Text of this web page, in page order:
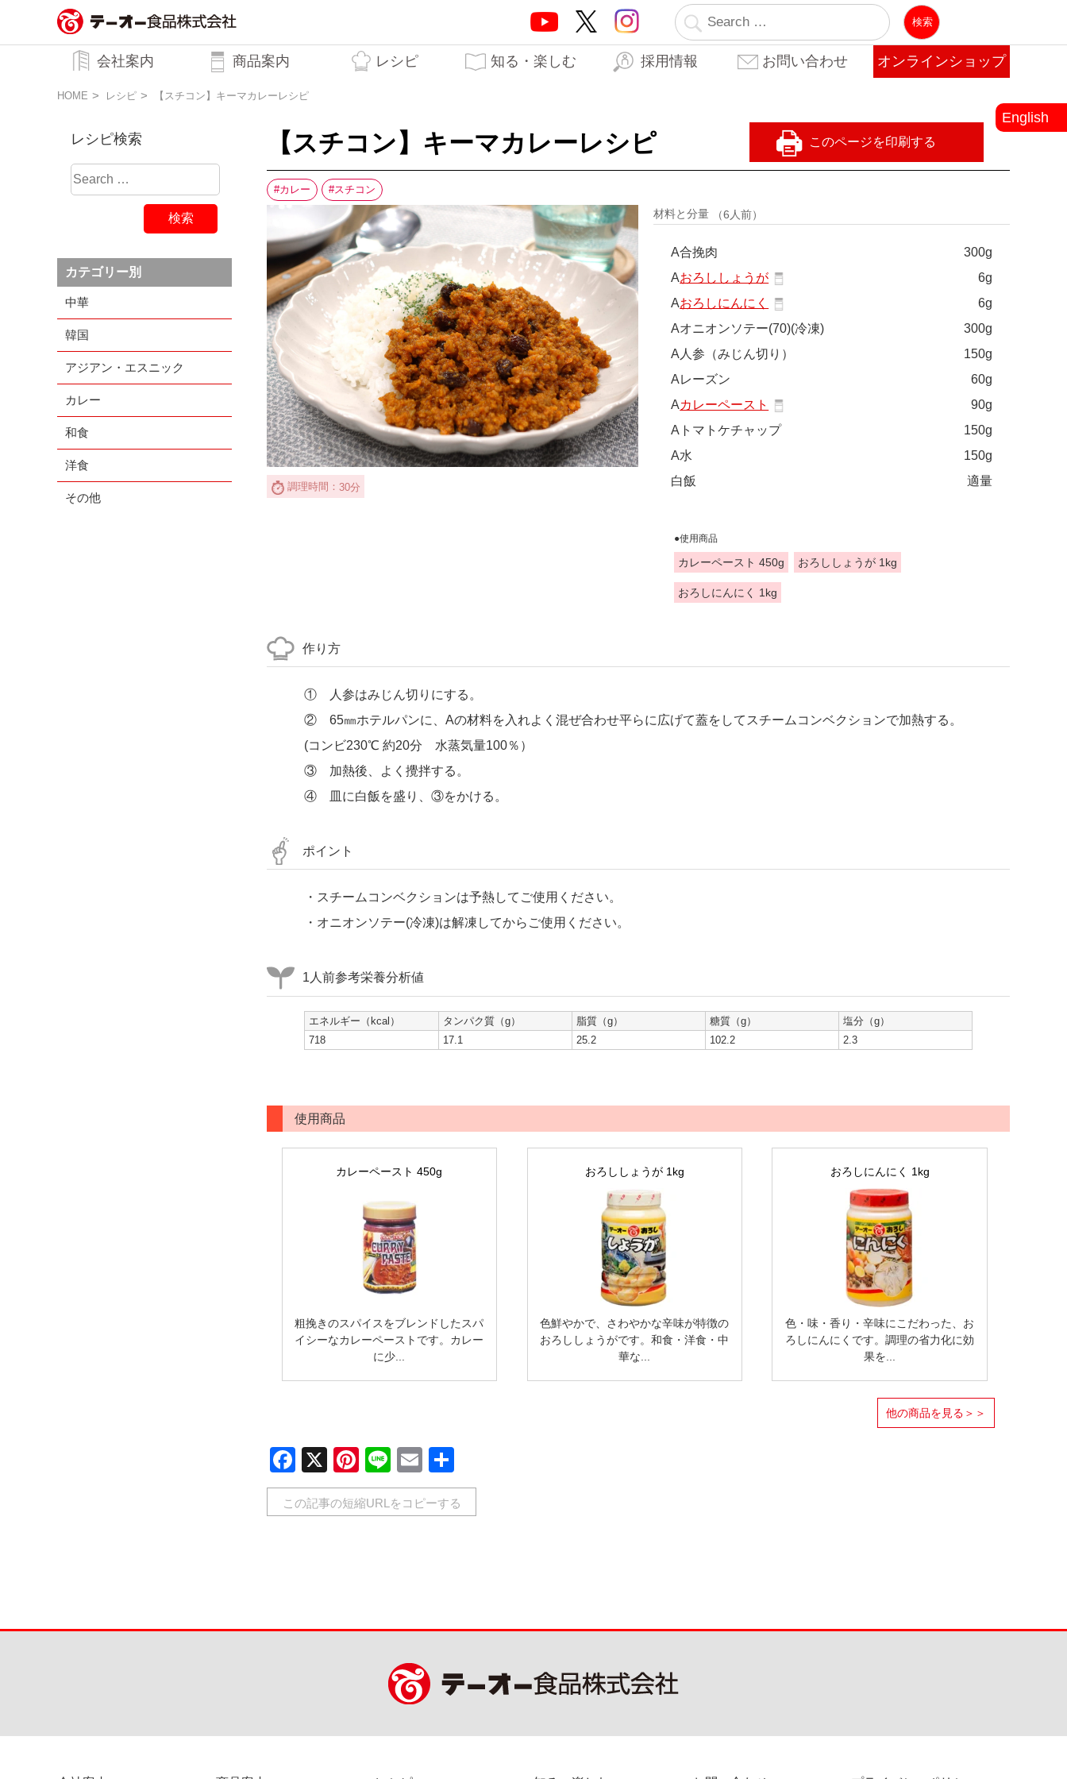
業
務用調味料・香辛料メーカーのテーオ
ー食品株式会社
会社案内 商品案内 レシピ 知る・楽しむ 採用情報 お問い合わせ オンラインショップ
English
HOME レシピ 【スチコン】キーマカレーレシピ
レシピ検索
カテゴリー別
中華
韓国
アジアン・エスニック
カレー
和食
洋食
その他
【スチコン】キーマカレーレシピ
カレー スチコン
調理時間： 30分
材料と分量 （6人前）
A合挽肉
300g
Aおろししょうが
6g
Aおろしにんにく
6g
Aオニオンソテー(70)(冷凍)
300g
A人参（みじん切り）
150g
Aレーズン
60g
Aカレーペースト
90g
Aトマトケチャップ
150g
A水
150g
白飯
適量
●使用商品
カレーペースト 450g おろししょうが 1kg
おろしにんにく 1kg
作り方
① 人参はみじん切りにする。
② 65㎜ホテルパンに、Aの材料を入れよく混ぜ合わせ平らに広げて蓋をしてスチームコンベクションで加熱する。
(コンビ230℃ 約20分 水蒸気量100％）
③ 加熱後、よく攪拌する。
④ 皿に白飯を盛り、③をかける。
ポイント
・スチームコンベクションは予熱してご使用ください。
・オニオンソテー(冷凍)は解凍してからご使用ください。
1人前参考栄養分析値
エネルギー（kcal） タンパク質（g） 脂質（g） 糖質（g）
塩分（g）
718
17.1 25.2 102.2 2.3
使用商品
カレーペースト 450g
粗挽きのスパイスをブレンドしたスパ
イシーなカレーペーストです。カレー
に少...
おろししょうが 1kg
色鮮やかで、さわやかな辛味が特徴の
おろししょうがです。和食・洋食・中
華な...
おろしにんにく 1kg
色・味・香り・辛味にこだわった、お
ろしにんにくです。調理の省力化に効
果を...
他の商品を見る＞＞
Facebook
X Pinterest
LineEmail
有
この記事の短縮URLをコピーする